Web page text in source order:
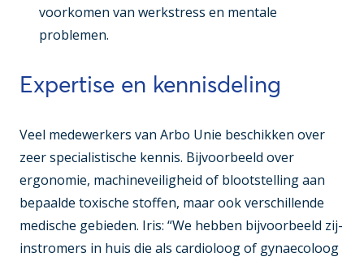
voorkomen van werkstress en mentale
problemen.
Expertise en kennisdeling
Veel medewerkers van Arbo Unie beschikken over
zeer specialistische kennis. Bijvoorbeeld over
ergonomie, machineveiligheid of blootstelling aan
bepaalde toxische stoffen, maar ook verschillende
medische gebieden. Iris: “We hebben bijvoorbeeld zij-
instromers in huis die als cardioloog of gynaecoloog